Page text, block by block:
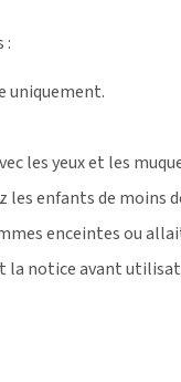
:
uniquement.
les yeux et les
les enfants de moins
enceintes ou
la notice avant